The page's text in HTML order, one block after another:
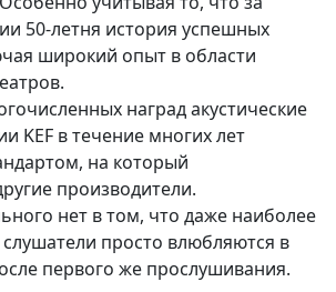
50-летня история успешных
широкий опыт в области
наград акустические
KEF в течение многих лет
на который
производители.
нет в том, что даже наиболее
просто влюбляются в
первого же прослушивания.